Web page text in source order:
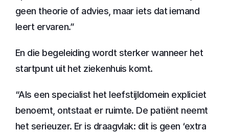
geen theorie of advies, maar iets dat iemand
leert ervaren.”
En die begeleiding wordt sterker wanneer het
startpunt uit het ziekenhuis komt.
“Als een specialist het leefstijldomein expliciet
benoemt, ontstaat er ruimte. De patiënt neemt
het serieuzer. Er is draagvlak: dit is geen ‘extra